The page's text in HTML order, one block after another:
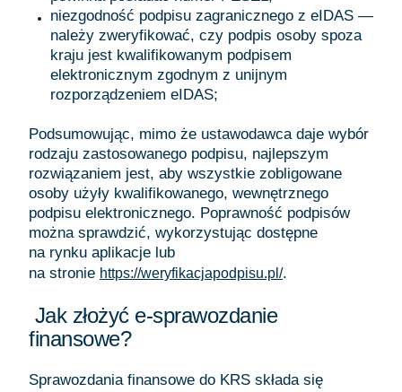
niezgodność podpisu zagranicznego z eIDAS —
należy zweryfikować, czy podpis osoby spoza
kraju jest kwalifikowanym podpisem
elektronicznym zgodnym z unijnym
rozporządzeniem eIDAS;
Podsumowując, mimo że ustawodawca daje wybór
rodzaju zastosowanego podpisu, najlepszym
rozwiązaniem jest, aby wszystkie zobligowane
osoby użyły kwalifikowanego, wewnętrznego
podpisu elektronicznego. Poprawność podpisów
można sprawdzić, wykorzystując dostępne
na rynku aplikacje lub
na stronie https://weryfikacjapodpisu.pl/.
Jak złożyć e-sprawozdanie
finansowe?
Sprawozdania finansowe do KRS składa się